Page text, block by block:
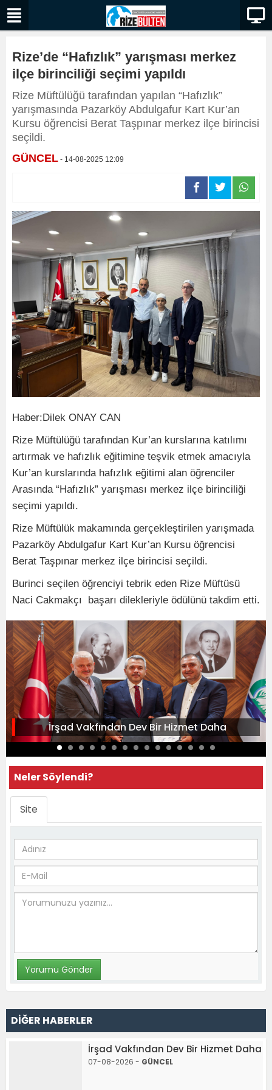
Rize’de “Hafızlık” yarışması merkez
ilçe birinciliği seçimi yapıldı
Rize Müftülüğü tarafından yapılan “Hafızlık”
yarışmasında Pazarköy Abdulgafur Kart Kur’an
Kursu öğrencisi Berat Taşpınar merkez ilçe birincisi
seçildi.
GÜNCEL - 14-08-2025 12:09
Haber:Dilek ONAY CAN
Rize Müftülüğü tarafından Kur’an kurslarına katılımı
artırmak ve hafızlık eğitimine teşvik etmek amacıyla
Kur’an kurslarında hafızlık eğitimi alan öğrenciler
Arasında “Hafızlık” yarışması merkez ilçe birinciliği
seçimi yapıldı.
Rize Müftülük makamında gerçekleştirilen yarışmada
Pazarköy Abdulgafur Kart Kur’an Kursu öğrencisi
Berat Taşpınar merkez ilçe birincisi seçildi.
Burinci seçilen öğrenciyi tebrik eden Rize Müftüsü
Naci Cakmakçı başarı dilekleriyle ödülünü takdim etti.
İrşad Vakfından Dev Bir Hizmet Daha
Neler Söylendi?
Site
DİĞER HABERLER
İrşad Vakfından Dev Bir Hizmet Daha
07-08-2026 - GÜNCEL